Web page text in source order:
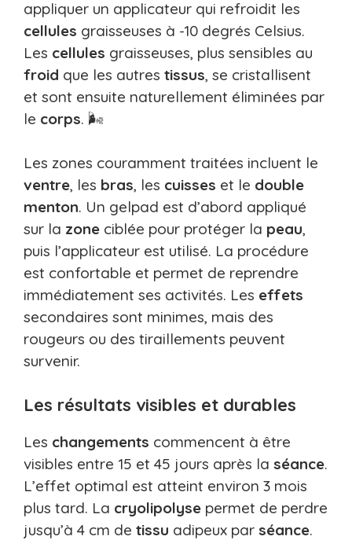
appliquer un applicateur qui refroidit les
cellules graisseuses à -10 degrés Celsius.
Les cellules graisseuses, plus sensibles au
froid que les autres tissus, se cristallisent
et sont ensuite naturellement éliminées par
le corps. 🌬️
Les zones couramment traitées incluent le
ventre, les bras, les cuisses et le double
menton. Un gelpad est d’abord appliqué
sur la zone ciblée pour protéger la peau,
puis l’applicateur est utilisé. La procédure
est confortable et permet de reprendre
immédiatement ses activités. Les effets
secondaires sont minimes, mais des
rougeurs ou des tiraillements peuvent
survenir.
Les résultats visibles et durables
Les changements commencent à être
visibles entre 15 et 45 jours après la séance.
L’effet optimal est atteint environ 3 mois
plus tard. La cryolipolyse permet de perdre
jusqu’à 4 cm de tissu adipeux par séance.